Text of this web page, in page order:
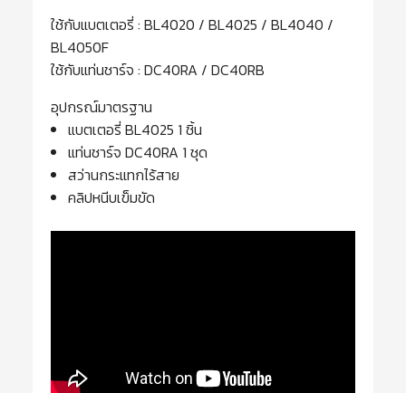
ใช้กับแบตเตอรี่ : BL4020 / BL4025 / BL4040 /
BL4050F
ใช้กับแท่นชาร์จ : DC40RA / DC40RB
อุปกรณ์มาตรฐาน
แบตเตอรี่ BL4025 1 ชิ้น
แท่นชาร์จ DC40RA 1 ชุด
สว่านกระแทกไร้สาย
คลิปหนีบเข็มขัด